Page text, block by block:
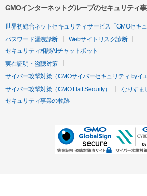
GMOインターネットグループのセキュリティ
世界初総合ネットセキュリティサービス「GMOセキュ
パスワード漏洩診断
Webサイトリスク診断
セキュリティ相談AIチャットボット
実在証明・盗聴対策
サイバー攻撃対策（GMOサイバーセキュリティ byイ
サイバー攻撃対策（GMO Flatt Security）
なりすま
セキュリティ事業の軌跡